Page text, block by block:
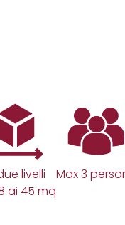
livelli
ai 45 mq
Max 3